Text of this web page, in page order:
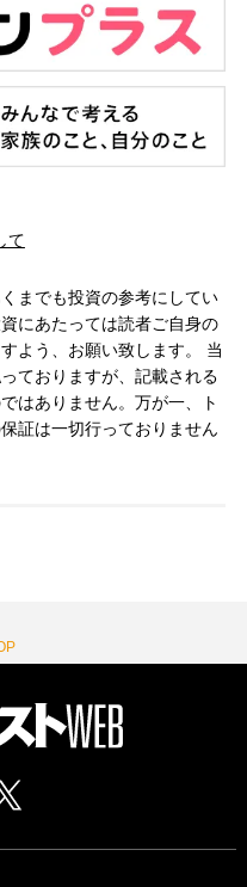
て
までも投資の参考にしてい
にあたっては読者ご自身の
よう、お願い致します。 当
ておりますが、記載される
はありません。万が一、ト
証は一切行っておりません